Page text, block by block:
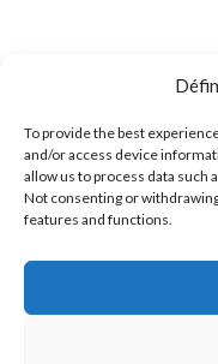
To provide the best
and/or access device
allow us to process data such
Not consenting or
features and functions.
4545
1